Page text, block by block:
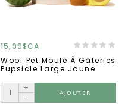
15,99$CA
Woof Pet Moule À Gâteries
Pupsicle Large Jaune
+
-
AJOUTER